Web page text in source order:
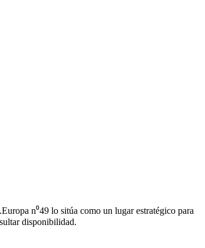
n⁰49 lo sitúa como un lugar estratégico para
disponibilidad.